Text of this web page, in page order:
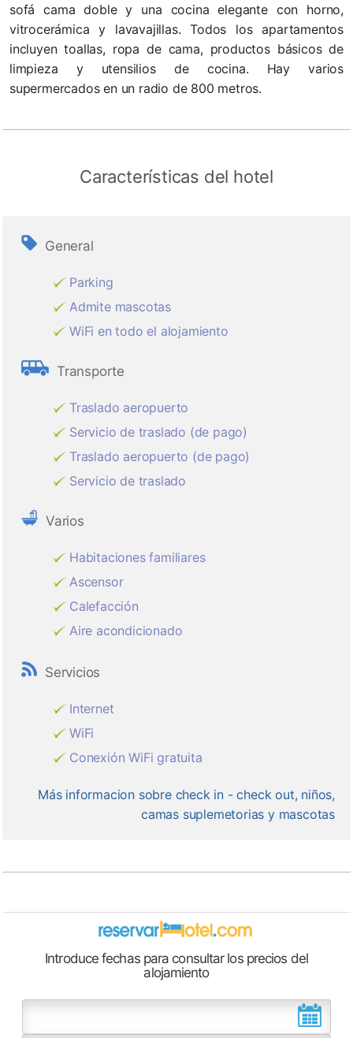
sofá cama doble y una cocina elegante con horno,
vitrocerámica y lavavajillas. Todos los apartamentos
incluyen toallas, ropa de cama, productos básicos de
limpieza y utensilios de cocina. Hay varios
supermercados en un radio de 800 metros.
Características del hotel
General
Parking
Admite mascotas
WiFi en todo el alojamiento
Transporte
Traslado aeropuerto
Servicio de traslado (de pago)
Traslado aeropuerto (de pago)
Servicio de traslado
Varios
Habitaciones familiares
Ascensor
Calefacción
Aire acondicionado
Servicios
Internet
WiFi
Conexión WiFi gratuita
Más informacion sobre check in - check out, niños,
camas suplemetorias y mascotas
Introduce fechas para consultar los precios del
alojamiento